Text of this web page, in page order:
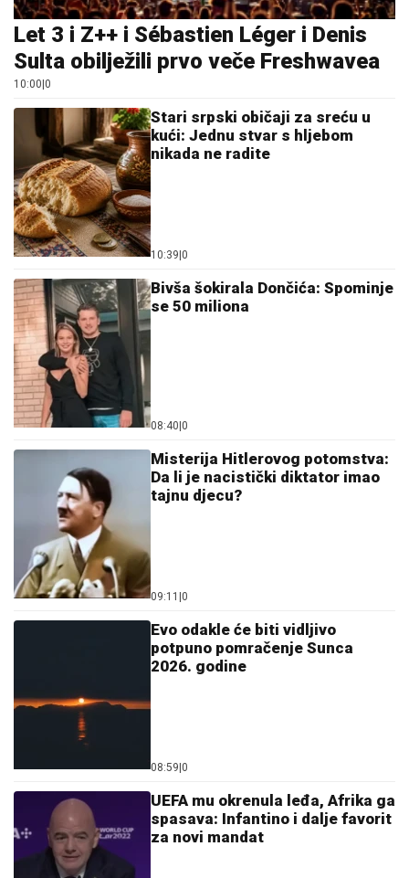
Let 3 i Z++ i Sébastien Léger i Denis
Sulta obilježili prvo veče Freshwavea
10:00 0
Stari srpski običaji za sreću u
kući: Jednu stvar s hljebom
nikada ne radite
10:39 0
Bivša šokirala Dončića: Spominje
se 50 miliona
08:40 0
Misterija Hitlerovog potomstva:
Da li je nacistički diktator imao
tajnu djecu?
09:11 0
Evo odakle će biti vidljivo
potpuno pomračenje Sunca
2026. godine
08:59 0
UEFA mu okrenula leđa, Afrika ga
spasava: Infantino i dalje favorit
za novi mandat